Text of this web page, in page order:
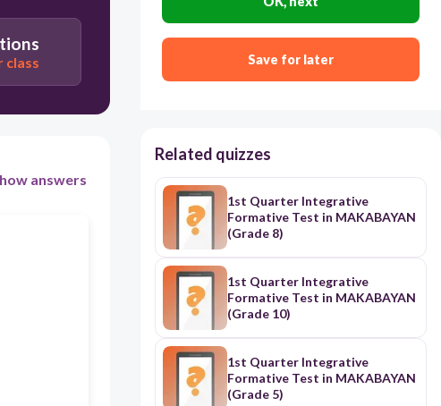
class
answers
Save for later
Related quizzes
1st Quarter Integrative
Formative Test in MAKABAYAN
(Grade 8)
1st Quarter Integrative
Formative Test in MAKABAYAN
(Grade 10)
1st Quarter Integrative
Formative Test in MAKABAYAN
(Grade 5)